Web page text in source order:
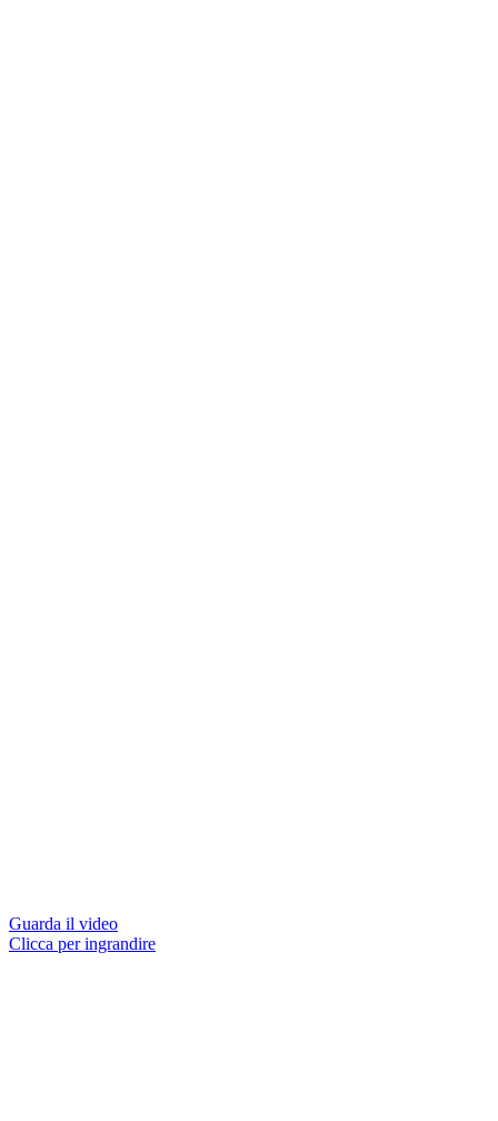
Guarda il video
Clicca per ingrandire